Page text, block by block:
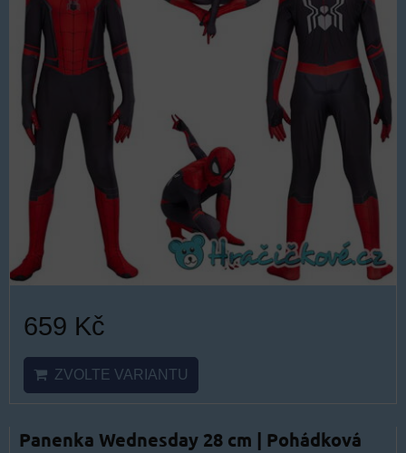
659 Kč
ZVOLTE VARIANTU
Panenka Wednesday 28 cm | Pohádková